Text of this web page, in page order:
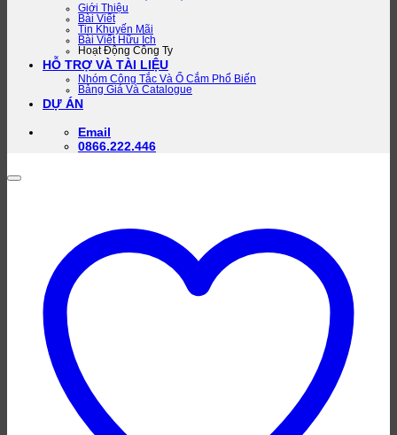
Giới Thiệu
Bài Viết
Tin Khuyến Mãi
Bài Viết Hữu Ích
Hoạt Động Công Ty
HỖ TRỢ VÀ TÀI LIỆU
Nhóm Công Tắc Và Ổ Cắm Phổ Biến
Bảng Giá Và Catalogue
DỰ ÁN
Email
0866.222.446